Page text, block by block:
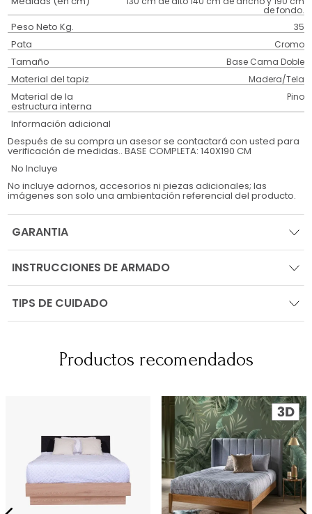
de fondo.
Peso Neto Kg. 35
Pata Cromo
Tamaño Base Cama Doble
Material del tapiz Madera/Tela
Material de la
estructura interna
Pino
Información adicional
Después de su compra un asesor se contactará con usted para
verificación de medidas.. BASE COMPLETA: 140X190 CM
No Incluye
No incluye adornos, accesorios ni piezas adicionales; las
imágenes son solo una ambientación referencial del producto.
GARANTIA
INSTRUCCIONES DE ARMADO
TIPS DE CUIDADO
Productos recomendados